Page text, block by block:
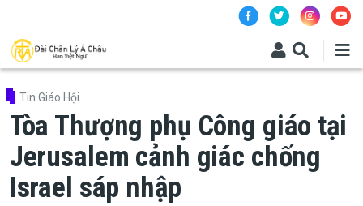
Tin Giáo Hội
Tòa Thượng phụ Công giáo tại
Jerusalem cảnh giác chống
Israel sáp nhập